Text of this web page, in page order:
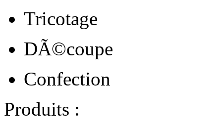
Tricotage
DÃ©coupe
Confection
Produits :